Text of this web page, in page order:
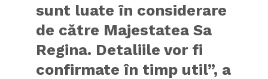
sunt luate în considerare
de către Majestatea Sa
Regina. Detaliile vor fi
confirmate în timp util”, a